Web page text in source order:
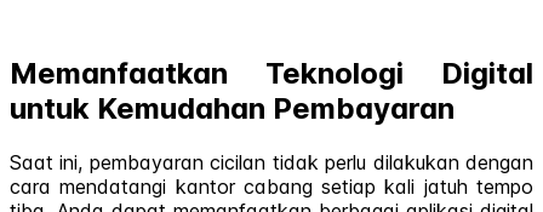
Memanfaatkan Teknologi Digital
untuk Kemudahan Pembayaran
Saat ini, pembayaran cicilan tidak perlu dilakukan dengan
cara mendatangi kantor cabang setiap kali jatuh tempo